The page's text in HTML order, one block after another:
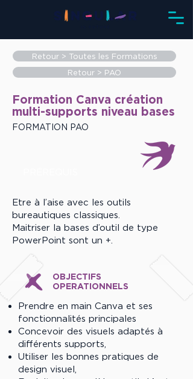
Retour > Toutes les Formations
Retour > PAO
Formation Canva création
multi-supports niveau bases
FORMATION PAO
Etre à l’aise avec les outils
bureautiques classiques.
Maitriser la bases d’outil de type
PowerPoint sont un +.
OBJECTIFS
OPERATIONNELS
Prendre en main Canva et ses
fonctionnalités principales
Concevoir des visuels adaptés à
différents supports,
Utiliser les bonnes pratiques de
design visuel,